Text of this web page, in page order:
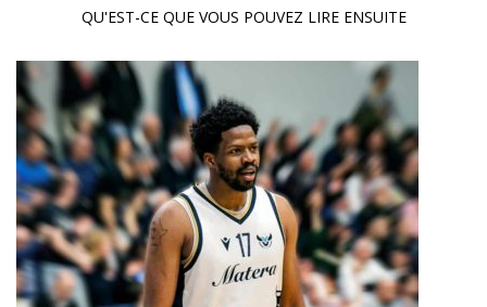
QU'EST-CE QUE VOUS POUVEZ LIRE ENSUITE